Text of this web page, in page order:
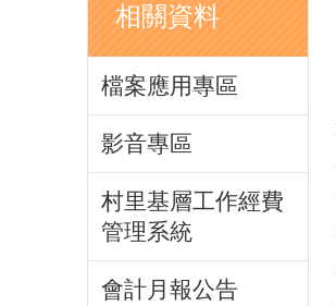
相關資料
檔案應用專區
影音專區
村里基層工作經費
管理系統
會計月報公告